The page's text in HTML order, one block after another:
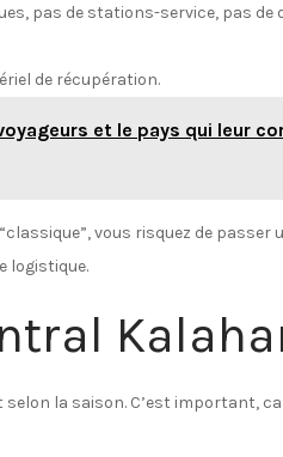
pas de stations-service, pas de
de récupération.
et le pays qui leur
vous risquez de passer
logistique.
la saison. C’est important,